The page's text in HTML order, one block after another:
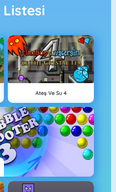
Listesi
Ateş Ve Su 4